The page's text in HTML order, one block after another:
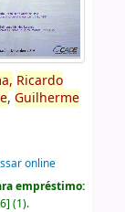
Ricardo
, Guilherme
online
empréstimo:
] (1).